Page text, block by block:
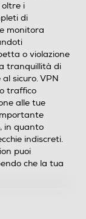
oltre i
di
monitora
o violazione
tranquillità di
sicuro. VPN
traffico
alle tue
in quanto
indiscreti.
puoi
che la tua